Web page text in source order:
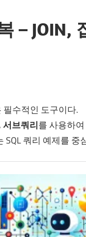
– JOIN,
필수적인 도구이다.
서브쿼리를 사용하
쿼리 예제를 중